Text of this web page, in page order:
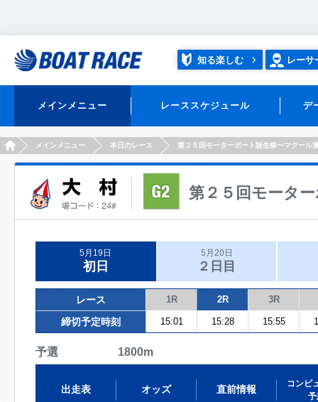
知る楽しむ レーサ
メインメニュー レーススケジュール デ
HOMEメインメニュー 本日のレース 第２５回モーターボート誕生祭〜マクール
第２５回モータ
5月19日
初日
5月20日
２日目
レース 1R 2R 3R
締切予定時刻 15:01 15:28 15:55
予選 1800m
出走表 オッズ 直前情報
コンピ
予